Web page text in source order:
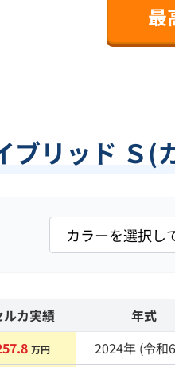
最
ブリッド Ｓ(
ルカ実績 年式
万円 2024年 (令和